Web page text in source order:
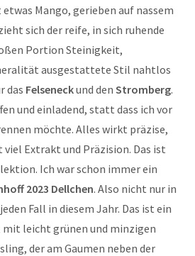
Mango, gerieben auf nassem
sich der reife, in sich ruhende
Portion Steinigkeit,
ausgestattete Stil nahtlos
das Felseneckund den Stromberg.
und einladend, statt dass ich vor
möchte. Alles wirkt präzise,
Extrakt und Präzision. Das ist
Ich war schon immer ein
2023 Dellchen. Also nicht nur in
Fall in diesem Jahr. Das ist ein
leicht grünen und minzigen
der am Gaumen neben der